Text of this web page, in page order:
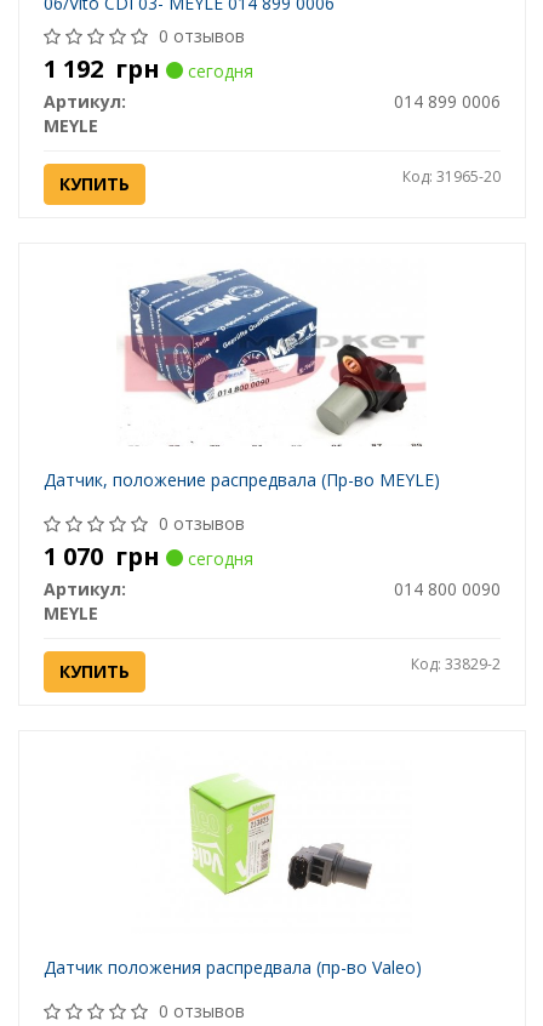
0 отзывов
1 192 грн
сегодня
Артикул:
014 899 0006
MEYLE
КУПИТЬ Код: 31965-20
Датчик, положение распредвала (Пр-во MEYLE)
0 отзывов
1 070 грн
сегодня
Артикул:
014 800 0090
MEYLE
КУПИТЬ Код: 33829-2
Датчик положения распредвала (пр-во Valeo)
0 отзывов